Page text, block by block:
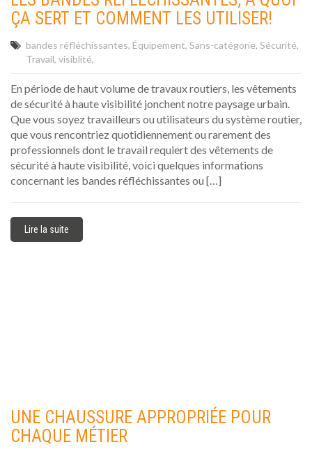
ÇA SERT ET COMMENT LES UTILISER!
bandes réfléchissantes Équipement Sans-catégorie Sécurité
Travail visiblité
En période de haut volume de travaux routiers, les vêtements
de sécurité à haute visibilité jonchent notre paysage urbain.
Que vous soyez travailleurs ou utilisateurs du système routier,
que vous rencontriez quotidiennement ou rarement des
professionnels dont le travail requiert des vêtements de
sécurité à haute visibilité, voici quelques informations
concernant les bandes réfléchissantes ou […]
Lire la suite
UNE CHAUSSURE APPROPRIÉE POUR
CHAQUE MÉTIER